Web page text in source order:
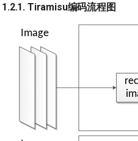
1.2.1. Tiramisu编码流程图